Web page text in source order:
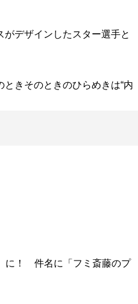
デザインしたスター選手と
きそのときのひらめきは“内
に！ 件名に「フミ斎藤のプ